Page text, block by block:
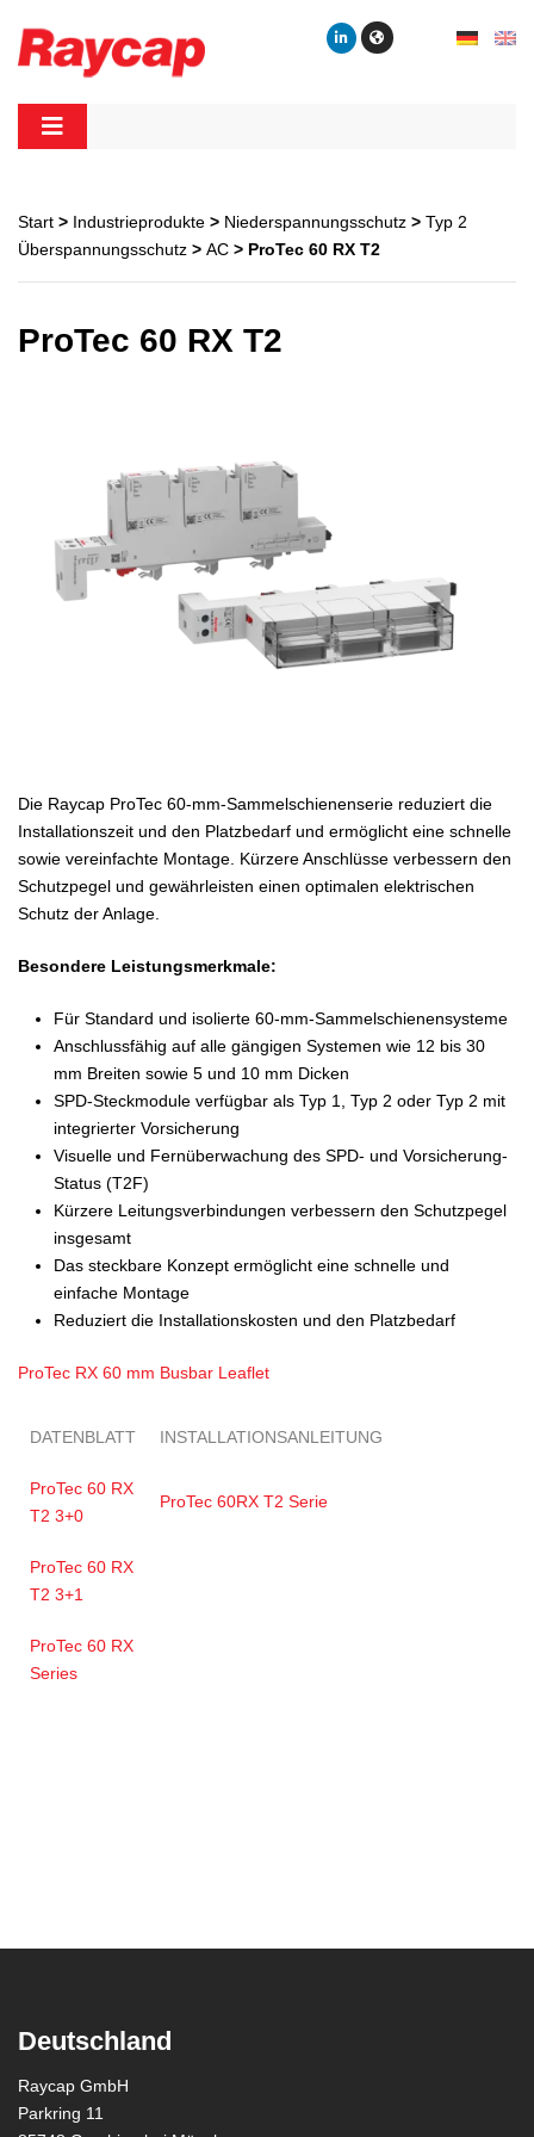
content
Start > Industrieprodukte > Niederspannungsschutz > Typ 2
Überspannungsschutz > AC > ProTec 60 RX T2
ProTec 60 RX T2
Die Raycap ProTec 60-mm-Sammelschienenserie reduziert die
Installationszeit und den Platzbedarf und ermöglicht eine schnelle
sowie vereinfachte Montage. Kürzere Anschlüsse verbessern den
Schutzpegel und gewährleisten einen optimalen elektrischen
Schutz der Anlage.
Besondere Leistungsmerkmale:
Für Standard und isolierte 60-mm-Sammelschienensysteme
Anschlussfähig auf alle gängigen Systemen wie 12 bis 30
mm Breiten sowie 5 und 10 mm Dicken
SPD-Steckmodule verfügbar als Typ 1, Typ 2 oder Typ 2 mit
integrierter Vorsicherung
Visuelle und Fernüberwachung des SPD- und Vorsicherung-
Status (T2F)
Kürzere Leitungsverbindungen verbessern den Schutzpegel
insgesamt
Das steckbare Konzept ermöglicht eine schnelle und
einfache Montage
Reduziert die Installationskosten und den Platzbedarf
ProTec RX 60 mm Busbar Leaflet
DATENBLATT INSTALLATIONSANLEITUNG
ProTec 60 RX
T2 3+0
ProTec 60RX T2 Serie
ProTec 60 RX
T2 3+1
ProTec 60 RX
Series
Deutschland
Raycap GmbH
Parkring 11